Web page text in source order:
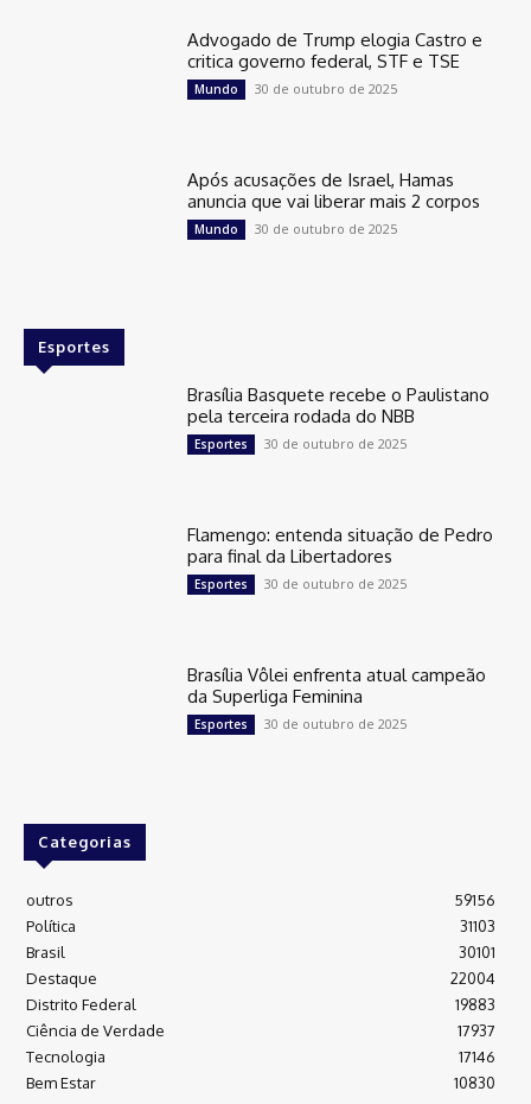
Advogado de Trump elogia Castro e
critica governo federal, STF e TSE
Mundo 30 de outubro de 2025
Após acusações de Israel, Hamas
anuncia que vai liberar mais 2 corpos
Mundo 30 de outubro de 2025
Esportes
Brasília Basquete recebe o Paulistano
pela terceira rodada do NBB
Esportes 30 de outubro de 2025
Flamengo: entenda situação de Pedro
para final da Libertadores
Esportes 30 de outubro de 2025
Brasília Vôlei enfrenta atual campeão
da Superliga Feminina
Esportes 30 de outubro de 2025
Categorias
outros
59156
Política
31103
Brasil
30101
Destaque
22004
Distrito Federal
19883
Ciência de Verdade
17937
Tecnologia
17146
Bem Estar
10830